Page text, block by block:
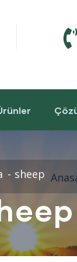
sheep